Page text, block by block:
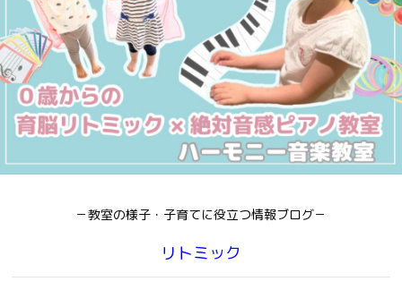
－教室の様子・子育てに役立つ情報ブログ－
リトミック
t